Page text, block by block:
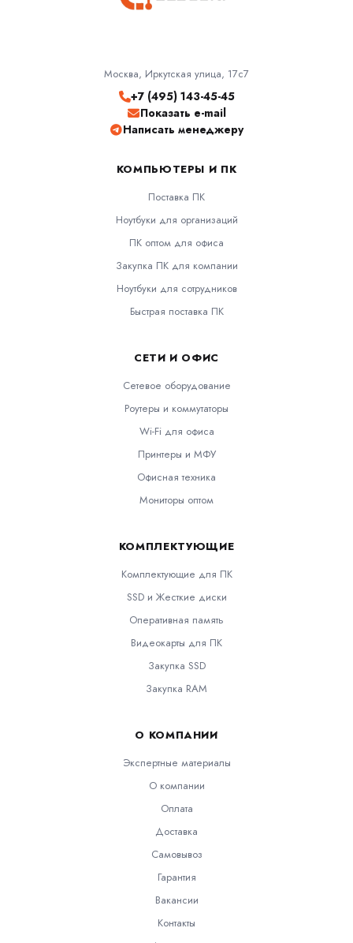
Москва, Иркутская улица, 17с7
+7 (495) 143-45-45
Показать e-mail
Написать менеджеру
КОМПЬЮТЕРЫ И ПК
Поставка ПК
Ноутбуки для организаций
ПК оптом для офиса
Закупка ПК для компании
Ноутбуки для сотрудников
Быстрая поставка ПК
СЕТИ И ОФИС
Сетевое оборудование
Роутеры и коммутаторы
Wi-Fi для офиса
Принтеры и МФУ
Офисная техника
Мониторы оптом
КОМПЛЕКТУЮЩИЕ
Комплектующие для ПК
SSD и Жесткие диски
Оперативная память
Видеокарты для ПК
Закупка SSD
Закупка RAM
О КОМПАНИИ
Экспертные материалы
О компании
Оплата
Доставка
Самовывоз
Гарантия
Вакансии
Контакты